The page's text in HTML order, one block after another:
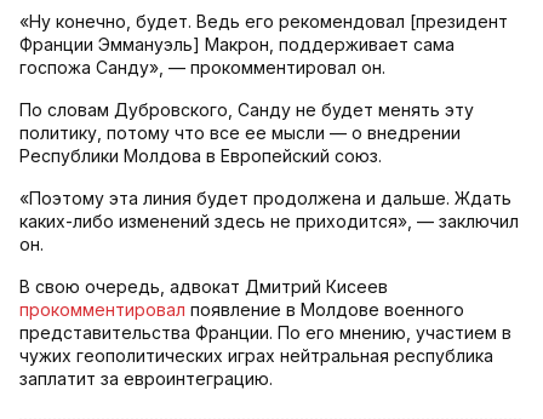
«Ну конечно, будет. Ведь его рекомендовал [президент
Франции Эммануэль] Макрон, поддерживает сама
госпожа Санду», — прокомментировал он.
По словам Дубровского, Санду не будет менять эту
политику, потому что все ее мысли — о внедрении
Республики Молдова в Европейский союз.
«Поэтому эта линия будет продолжена и дальше. Ждать
каких-либо изменений здесь не приходится», — заключил
он.
В свою очередь, адвокат Дмитрий Кисеев
прокомментировал появление в Молдове военного
представительства Франции. По его мнению, участием в
чужих геополитических играх нейтральная республика
заплатит за евроинтеграцию.